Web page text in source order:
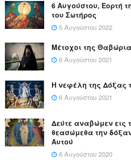
6 Αυγούστου, Εορτή
του Σωτήρος
5 Αυγούστου 2022
Μέτοχοι της
6 Αυγούστου 2021
Η νεφέλη της Δόξας
6 Αυγούστου 2021
Δεύτε αναβώμεν εις
θεασώμεθα την
Αυτού
6 Αυγούστου 2020